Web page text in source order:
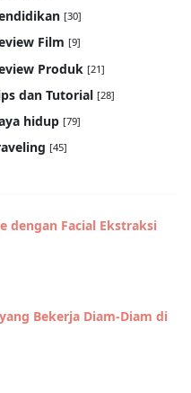
[30]
Film [9]
Produk [21]
dan Tutorial [28]
hidup [79]
[45]
dengan Facial Ekstraksi
Bekerja Diam-Diam di